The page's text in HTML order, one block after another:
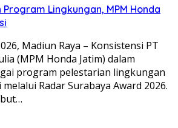
Lingkungan, MPM Honda
Madiun Raya – Konsistensi PT
(MPM Honda Jatim) dalam
program pelestarian lingkungan
Radar Surabaya Award 2026.